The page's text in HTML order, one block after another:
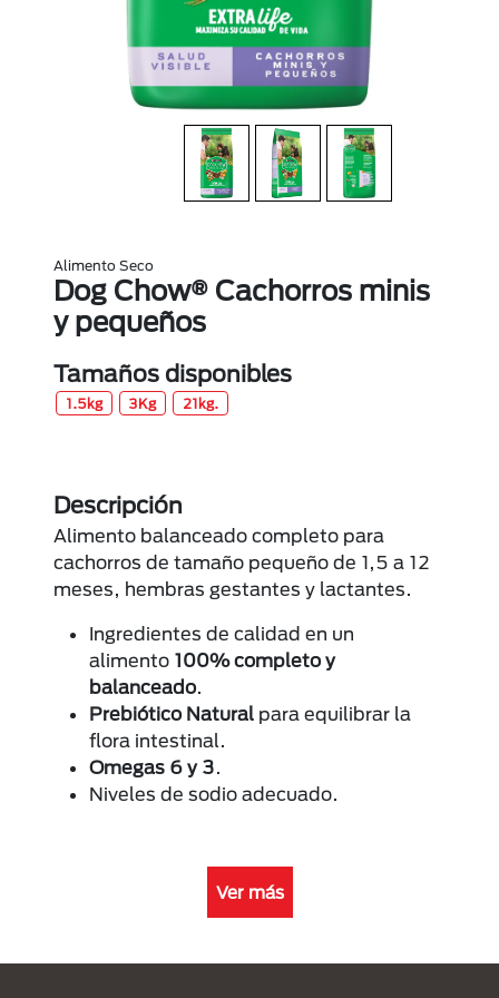
Alimento Seco
Dog Chow® Cachorros minis
y pequeños
Tamaños disponibles
1.5kg 3Kg 21kg.
Descripción
Alimento balanceado completo para
cachorros de tamaño pequeño de 1,5 a 12
meses, hembras gestantes y lactantes.
Ingredientes de calidad en un
alimento 100% completo y
balanceado.
Prebiótico Natural para equilibrar la
flora intestinal.
Omegas 6 y 3.
Niveles de sodio adecuado.
Ver más